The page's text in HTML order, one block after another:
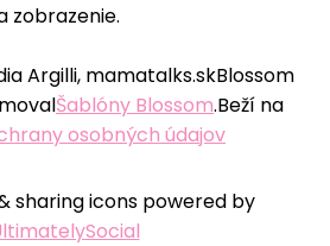
zobrazenie.
Argilli, mamatalks.skBlossom
Šablóny Blossom.Beží na
osobných údajov
sharing icons powered by